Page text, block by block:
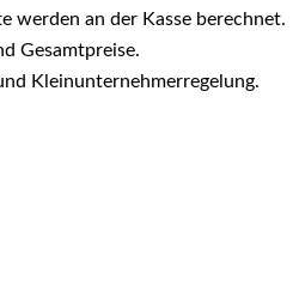
werden an der Kasse berechnet.
Gesamtpreise.
Kleinunternehmerregelung.